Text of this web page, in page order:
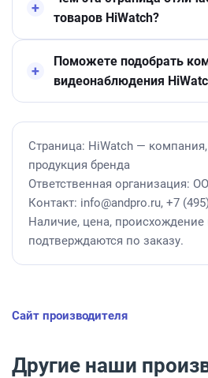
товаров HiWatch?
Поможете подобрать
видеонаблюдения
Страница: HiWatch — компания,
продукция бренда
Ответственная организация:
Контакт: info@andpro.ru, +7
Наличие, цена, происхождение
подтверждаются по заказу.
Сайт производителя
Другие наши